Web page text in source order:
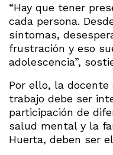
“Hay que tener
cada persona.
síntomas,
frustración y eso
adolescencia”,
Por ello, la docente
trabajo debe ser
participación de
salud mental y la
Huerta, deben ser